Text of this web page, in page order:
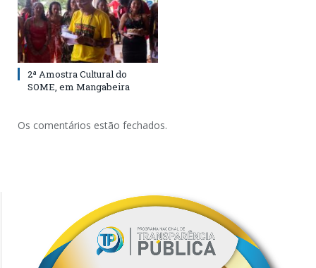
2ª Amostra Cultural do
SOME, em Mangabeira
Os comentários estão fechados.